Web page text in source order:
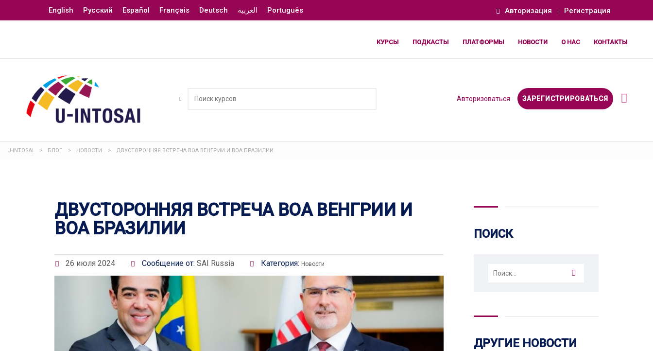
English Русский Español Français Deutsch العربية Português Авторизация Регистрация
КУРСЫ ПОДКАСТЫ ПЛАТФОРМЫ НОВОСТИ О НАС КОНТАКТЫ
Авторизоваться ЗАРЕГИСТРИРОВАТЬСЯ
U-INTOSAI > БЛОГ > НОВОСТИ > ДВУСТОРОННЯЯ ВСТРЕЧА ВОА ВЕНГРИИ И ВОА БРАЗИЛИИ
ДВУСТОРОННЯЯ ВСТРЕЧА ВОА ВЕНГРИИ И
ВОА БРАЗИЛИИ
26 июля 2024 Сообщение от: SAI Russia Категория: Новости
ПОИСК
Найти:
ДРУГИЕ НОВОСТИ